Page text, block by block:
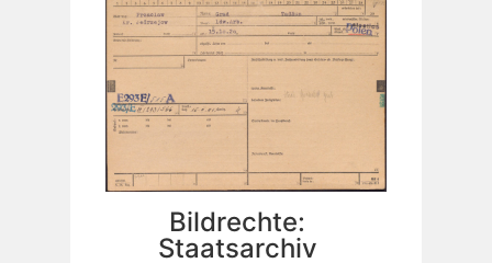
Bildrechte:
Staatsarchiv